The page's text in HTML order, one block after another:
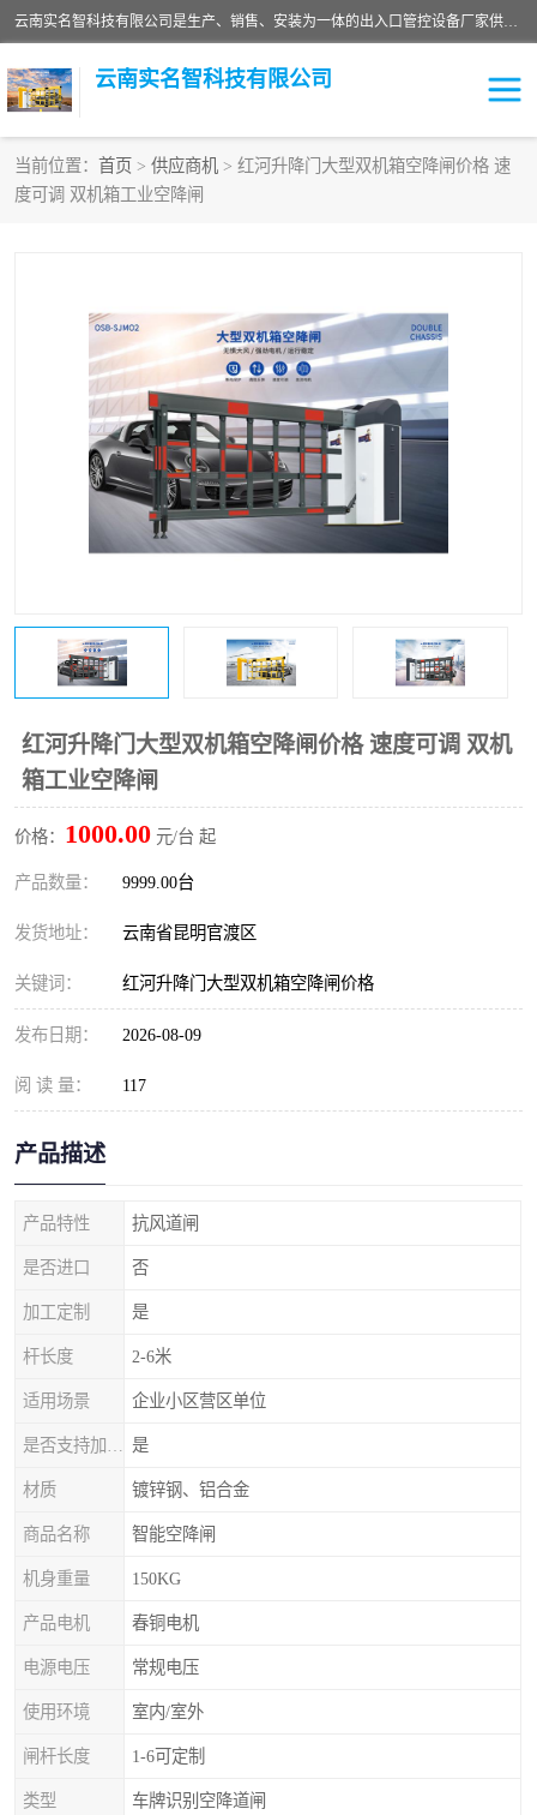
云南实名智科技有限公司是生产、销售、安装为一体的出入口管控设备厂家供应商。主营:电动伸缩门、道闸、广告道闸、重型空降闸、车牌识别、门禁通道、升降柱、岗亭、旗杆等智能设备。主营产品: 电动伸缩门,道闸门禁,车牌识别 生产、销售、安装为一体的出入口管控设备厂家源头供应商。
云南实名智科技有限公司
当前位置： 首页 > 供应商机 > 红河升降门大型双机箱空降闸价格 速
度可调 双机箱工业空降闸
红河升降门大型双机箱空降闸价格 速度可调 双机
箱工业空降闸
价格： 1000.00 元/台 起
产品数量： 9999.00台
发货地址： 云南省昆明官渡区
关键词： 红河升降门大型双机箱空降闸价格
发布日期： 2026-08-09
阅 读 量： 117
产品描述
产品特性 抗风道闸
是否进口 否
加工定制 是
杆长度 2-6米
适用场景 企业小区营区单位
是
材质 镀锌钢、铝合金
商品名称 智能空降闸
机身重量 150KG
产品电机 春铜电机
电源电压 常规电压
使用环境 室内/室外
闸杆长度 1-6可定制
类型 车牌识别空降道闸
车牌识别门系列
升降门系列 通道闸系列
小门系列 伸缩门